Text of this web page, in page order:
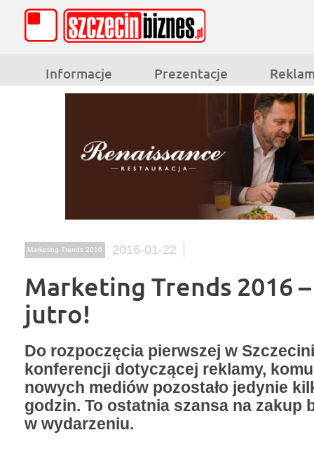
Informacje Prezentacje
Marketing Trends 2016 2016-01-22
Marketing Trends 2016
jutro!
Do rozpoczęcia pierwszej w
konferencji dotyczącej reklamy,
nowych mediów pozostało jedynie
godzin. To ostatnia szansa na zakup
w wydarzeniu.